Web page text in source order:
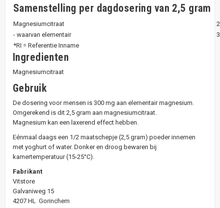
Samenstelling per dagdosering van 2,5 gram
Magnesiumcitraat
- waarvan elementair
*RI = Referentie Inname
Ingredienten
Magnesiumcitraat
Gebruik
De dosering voor mensen is 300 mg aan elementair magnesium.
Omgerekend is dit 2,5 gram aan magnesiumcitraat.
Magnesium kan een laxerend effect hebben.
Eénmaal daags een 1/2 maatschepje (2,5 gram) poeder innemen
met yoghurt of water. Donker en droog bewaren bij
kamertemperatuur (15-25°C).
Fabrikant
Vitstore
Galvaniweg 15
4207 HL Gorinchem